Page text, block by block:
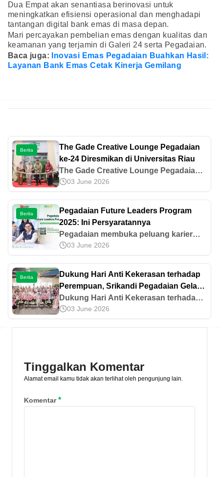
Dua Empat akan senantiasa berinovasi untuk
meningkatkan efisiensi operasional dan menghadapi
tantangan digital bank emas di masa depan.
Mari percayakan pembelian emas dengan kualitas dan
keamanan yang terjamin di Galeri 24 serta Pegadaian.
Baca juga:
Inovasi Emas Pegadaian Buahkan Hasil:
Layanan Bank Emas Cetak Kinerja Gemilang
Berita
The Gade Creative Lounge Pegadaian
ke-24 Diresmikan di Universitas Riau
The Gade Creative Lounge Pegadaian
ke-24 Diresmikan di Universitas Riau
03 June 2026
Berita
Pegadaian Future Leaders Program
2025: Ini Persyaratannya
Pegadaian membuka peluang karier
bagi fresh graduates melalui Pegadaian
Future Leaders Program 2025. Mari
ketahui apa saja syarat dan cara
daftarnya.
03 June 2026
Berita
Dukung Hari Anti Kekerasan terhadap
Perempuan, Srikandi Pegadaian Gelar
Seminar Untuk Perempuan Berdaya
Dukung Hari Anti Kekerasan terhadap
Perempuan, Srikandi Pegadaian Gelar
Seminar Untuk Perempuan Berdaya
03 June 2026
Tinggalkan Komentar
Alamat email kamu tidak akan terlihat oleh pengunjung lain.
Komentar*